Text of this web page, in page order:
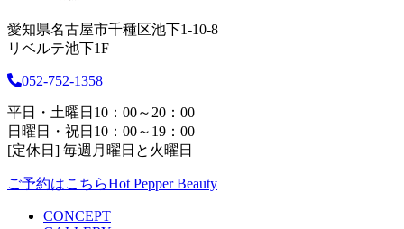
愛知県名古屋市千種区池下1-10-8
リベルテ池下1F
052-752-1358
平日・土曜日10：00～20：00
日曜日・祝日10：00～19：00
[定休日] 毎週月曜日と火曜日
ご予約はこちらHot Pepper Beauty
CONCEPT